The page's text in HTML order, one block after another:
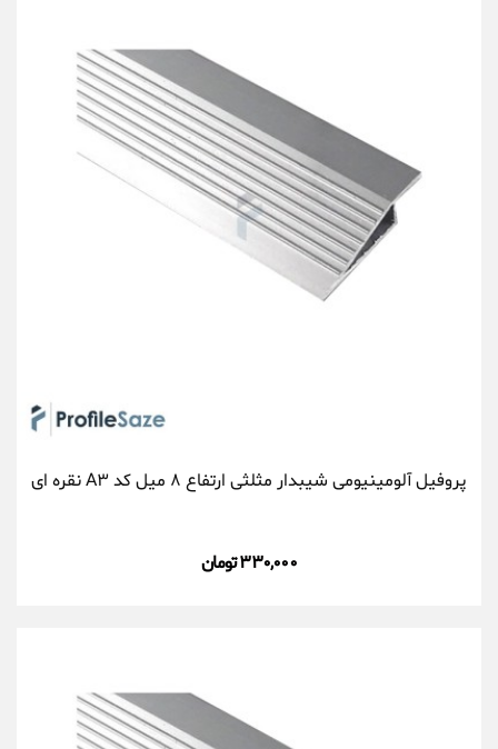
پروفیل آلومینیومی شیبدار مثلثی ارتفاع ۸ میل کد A۳ نقره ای
۳۳۰,۰۰۰ تومان